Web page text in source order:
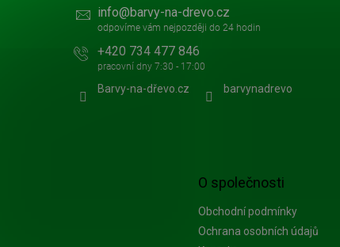
O společnosti
Obchodní podmínky
Ochrana osobních údajů
info@barvy-na-drevo.cz
+420 734 477 846
Barvy-na-dřevo.cz barvynadrevo